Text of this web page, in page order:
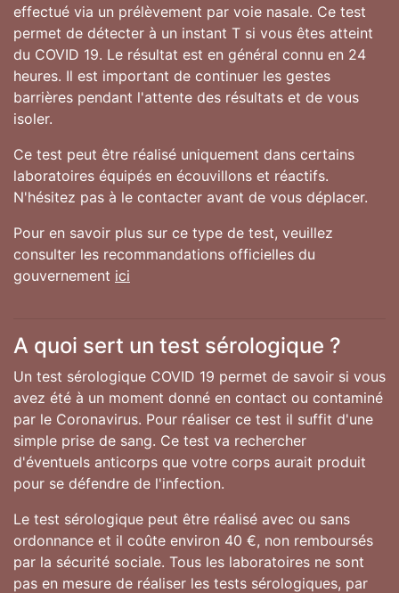
effectué via un prélèvement par voie nasale. Ce test
permet de détecter à un instant T si vous êtes atteint
du COVID 19. Le résultat est en général connu en 24
heures. Il est important de continuer les gestes
barrières pendant l'attente des résultats et de vous
isoler.
Ce test peut être réalisé uniquement dans certains
laboratoires équipés en écouvillons et réactifs.
N'hésitez pas à le contacter avant de vous déplacer.
Pour en savoir plus sur ce type de test, veuillez
consulter les recommandations officielles du
gouvernement ici
A quoi sert un test sérologique ?
Un test sérologique COVID 19 permet de savoir si vous
avez été à un moment donné en contact ou contaminé
par le Coronavirus. Pour réaliser ce test il suffit d'une
simple prise de sang. Ce test va rechercher
d'éventuels anticorps que votre corps aurait produit
pour se défendre de l'infection.
Le test sérologique peut être réalisé avec ou sans
ordonnance et il coûte environ 40 €, non remboursés
par la sécurité sociale. Tous les laboratoires ne sont
pas en mesure de réaliser les tests sérologiques, par